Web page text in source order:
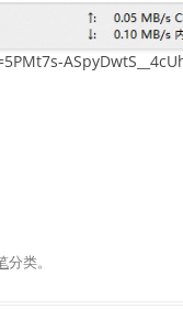
分类。